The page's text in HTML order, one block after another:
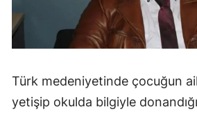
Türk medeniyetinde çocuğun
yetişip okulda bilgiyle